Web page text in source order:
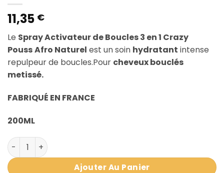
11,35 €
Le Spray Activateur de Boucles 3 en 1 Crazy
PoussAfro Naturel est un soin hydratant intense
repulpeur de boucles.Pour cheveux bouclés
metissé.
FABRIQUÉ EN FRANCE
200ML
quantité de SPRAY ACTIVATEUR DE BOUCLES 3 EN 1
Ajouter Au Panier